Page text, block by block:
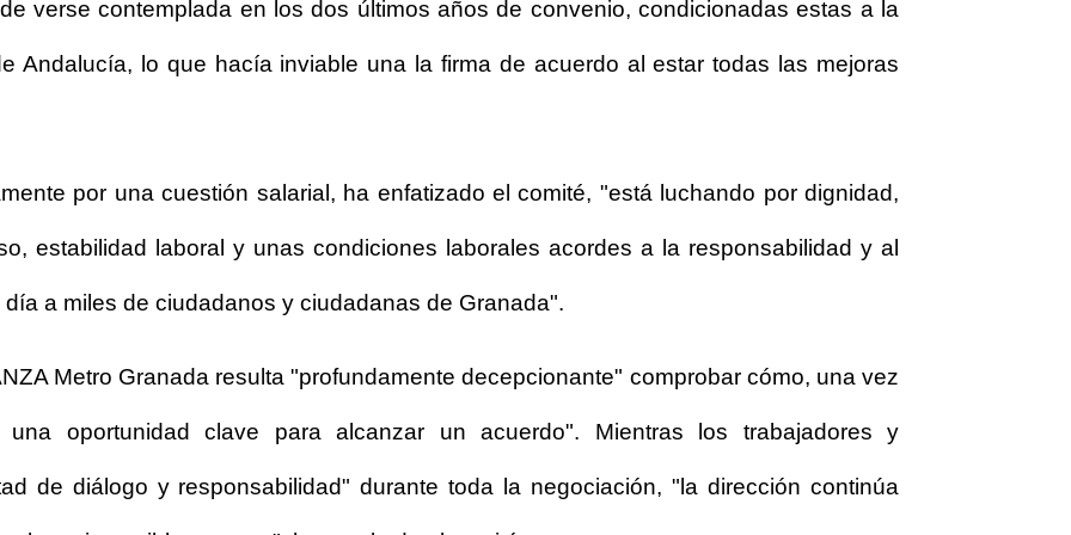
verse contemplada en los dos últimos años de convenio, condicionadas estas a la
Andalucía, lo que hacía inviable una la firma de acuerdo al estar todas las mejoras
por una cuestión salarial, ha enfatizado el comité, "está luchando por dignidad,
estabilidad laboral y unas condiciones laborales acordes a la responsabilidad y al
a miles de ciudadanos y ciudadanas de Granada".
Metro Granada resulta "profundamente decepcionante" comprobar cómo, una vez
oportunidad clave para alcanzar un acuerdo". Mientras los trabajadores y
de diálogo y responsabilidad" durante toda la negociación, "la dirección continúa